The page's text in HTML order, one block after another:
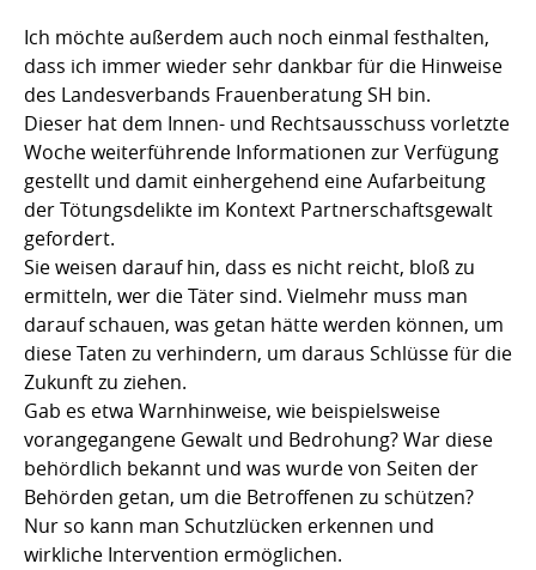
Ich möchte außerdem auch noch einmal festhalten,
dass ich immer wieder sehr dankbar für die Hinweise
des Landesverbands Frauenberatung SH bin.
Dieser hat dem Innen- und Rechtsausschuss vorletzte
Woche weiterführende Informationen zur Verfügung
gestellt und damit einhergehend eine Aufarbeitung
der Tötungsdelikte im Kontext Partnerschaftsgewalt
gefordert.
Sie weisen darauf hin, dass es nicht reicht, bloß zu
ermitteln, wer die Täter sind. Vielmehr muss man
darauf schauen, was getan hätte werden können, um
diese Taten zu verhindern, um daraus Schlüsse für die
Zukunft zu ziehen.
Gab es etwa Warnhinweise, wie beispielsweise
vorangegangene Gewalt und Bedrohung? War diese
behördlich bekannt und was wurde von Seiten der
Behörden getan, um die Betroffenen zu schützen?
Nur so kann man Schutzlücken erkennen und
wirkliche Intervention ermöglichen.